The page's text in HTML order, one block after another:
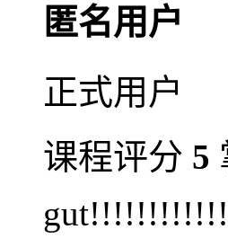
匿名用户
正式用户
课程评分 5